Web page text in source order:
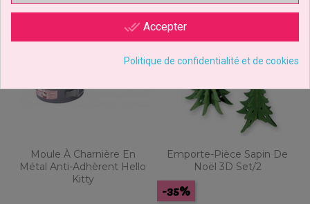
Moule À Charnière En
Métal Anti-Adhèrent Hello
Kitty
prix doux !
Emporte-Pièce Sapin De
Noël 3D Set/2
-35%
done_all Accepter
Politique de confidentialité et de cookies